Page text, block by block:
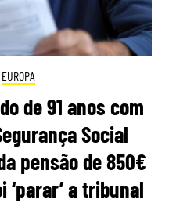
EUROPA
de 91 anos com
Social
pensão de 850€
‘parar’ a tribunal